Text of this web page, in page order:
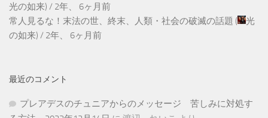
光の如来) / 2年、 6ヶ月前
常人見るな！末法の世、終末、人類・社会の破滅の話題 (
光
の如来) / 2年、 6ヶ月前
最近のコメント
プレアデスのチュニアからのメッセージ 苦しみに対処す